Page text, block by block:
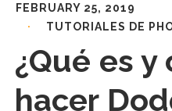
FEBRUARY 25, 2019
TUTORIALES DE
¿Qué es y
hacer